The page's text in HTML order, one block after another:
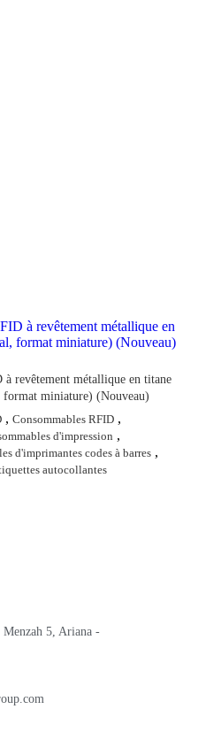
revêtement métallique en titane
format miniature) (Nouveau)
,Consommables RFID ,
d'impression ,
d'imprimantes codes à barres ,
autocollantes
5, Ariana -